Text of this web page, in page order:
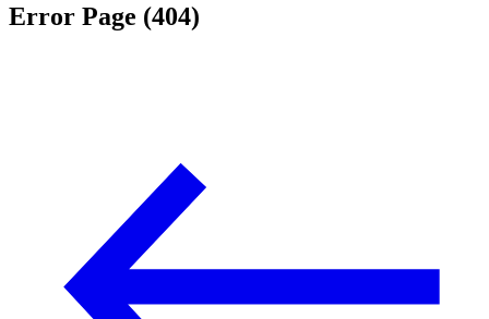
Error Page (404)